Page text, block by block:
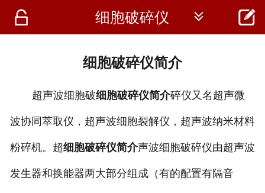
 首页
 细胞破碎仪  
细胞破碎仪简介
超声波细胞破细胞破碎仪简介碎仪又名超声微
波协同萃取仪，超声波细胞裂解仪，超声波纳米材料
粉碎机。超细胞破碎仪简介声波细胞破碎仪由超声波
发生器和换能器两大部分组成（有的配置有隔音